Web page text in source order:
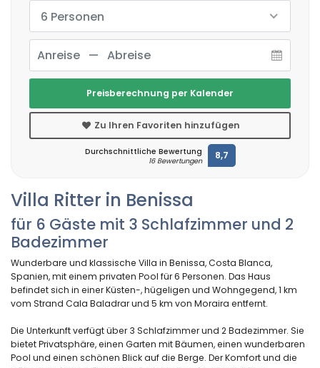
Villa Ritter in Benissa
für 6 Gäste mit 3 Schlafzimmer und 2
Badezimmer
Wunderbare und klassische Villa in Benissa, Costa Blanca,
Spanien, mit einem privaten Pool für 6 Personen. Das Haus
befindet sich in einer Küsten-, hügeligen und Wohngegend, 1 km
vom Strand Cala Baladrar und 5 km von Moraira entfernt.
Die Unterkunft verfügt über 3 Schlafzimmer und 2 Badezimmer. Sie
bietet Privatsphäre, einen Garten mit Bäumen, einen wunderbaren
Pool und einen schönen Blick auf die Berge. Der Komfort und die
6 Personen
Preisberechnung per Kalender
Zu Ihren Favoriten hinzufügen
Durchschnittliche Bewertung
16 Bewertungen 8,7